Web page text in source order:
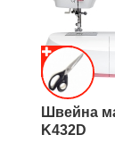
Швейна
K432D